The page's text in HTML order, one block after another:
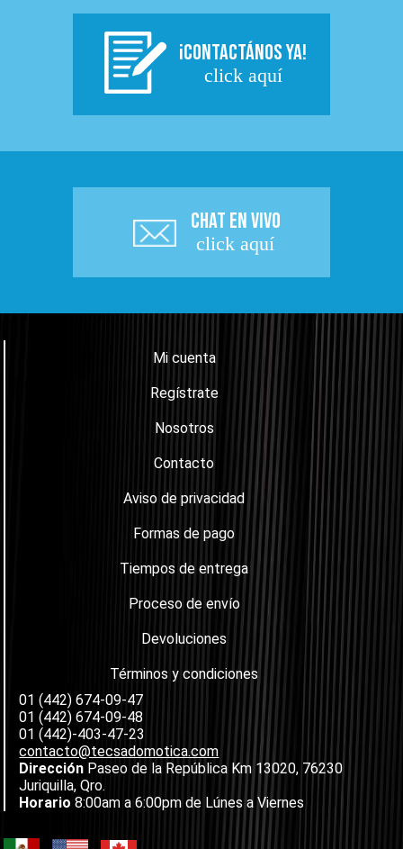
¡CONTACTÁNOS YA!
click aquí
CHAT EN VIVO
click aquí
Mi cuenta
Regístrate
Nosotros
Contacto
Aviso de privacidad
Formas de pago
Tiempos de entrega
Proceso de envío
Devoluciones
Términos y condiciones
01 (442) 674-09-47
01 (442) 674-09-48
01 (442)-403-47-23
contacto@tecsadomotica.com
Dirección Paseo de la República Km 13020, 76230
Juriquilla, Qro.
Horario 8:00am a 6:00pm de Lúnes a Viernes